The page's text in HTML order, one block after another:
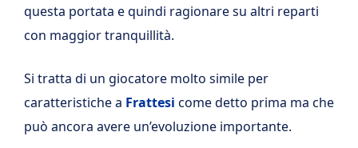
questa portata e quindi ragionare su altri reparti
con maggior tranquillità.
Si tratta di un giocatore molto simile per
caratteristiche a Frattesi come detto prima ma che
può ancora avere un’evoluzione importante.